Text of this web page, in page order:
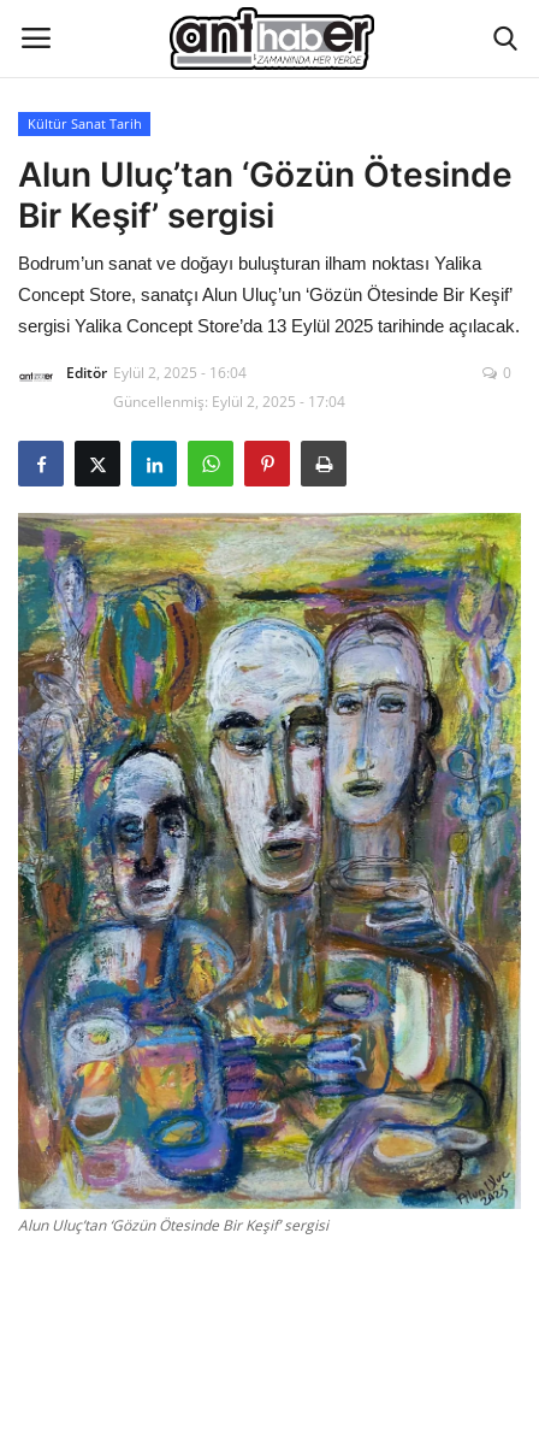
Künye
Eğitim
Aktüel Magazin
Asayiş
Çevre
Gizlilik Politikası
Reklam ve İşbirliği
Bodrum Trafik Yoğunluk Haritası
Turizm
Siyaset
Bodrum Nöbetçi Eczaneler
Köşe Yazarları
Spor
Kültür Sanat Tarih
Sağlık
Ekonomi
Kültür Sanat Tarih
Alun Uluç’tan ‘Gözün Ötesinde
Bir Keşif’ sergisi
Bodrum’un sanat ve doğayı buluşturan ilham noktası Yalika
Concept Store, sanatçı Alun Uluç’un ‘Gözün Ötesinde Bir Keşif’
sergisi Yalika Concept Store’da 13 Eylül 2025 tarihinde açılacak.
Editör Eylül 2, 2025 - 16:04
Güncellenmiş: Eylül 2, 2025 - 17:04
0
Alun Uluç’tan ‘Gözün Ötesinde Bir Keşif’ sergisi